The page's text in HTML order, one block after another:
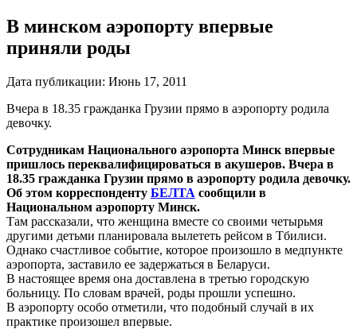
В минском аэропорту впервые
приняли роды
Дата публикации: Июнь 17, 2011
Вчера в 18.35 гражданка Грузии прямо в аэропорту родила
девочку.
Сотрудникам Национального аэропорта Минск впервые
пришлось переквалифицироваться в акушеров. Вчера в
18.35 гражданка Грузии прямо в аэропорту родила девочку.
Об этом корреспонденту БЕЛТА сообщили в
Национальном аэропорту Минск.
Там рассказали, что женщина вместе со своими четырьмя
другими детьми планировала вылететь рейсом в Тбилиси.
Однако счастливое событие, которое произошло в медпункте
аэропорта, заставило ее задержаться в Беларуси.
В настоящее время она доставлена в третью городскую
больницу. По словам врачей, роды прошли успешно.
В аэропорту особо отметили, что подобный случай в их
практике произошел впервые.